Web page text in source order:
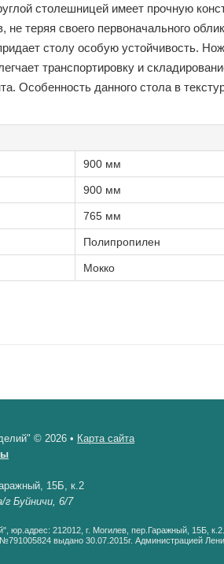
столешницей имеет прочную
не теряя своего первоначального
столу особую устойчивость.
транспортировку и
Особенность данного стола в
900 мм
900 мм
765 мм
Полипропилен
Мокко
© 2026 • Карта сайта
15Б, к.2
г Буйничи, 6/7
юр.адрес: 212012, г. Могилев, пер.Гаражный, 15Б, к.2.
выдано 30.07.2015г. Администрацией